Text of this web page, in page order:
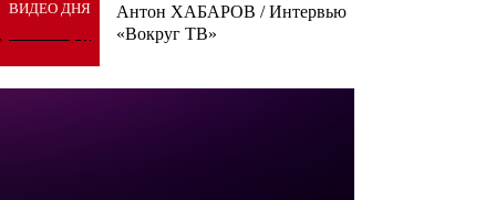
ВИДЕО ДНЯ
Антон ХАБАРОВ / Интервью
«Вокруг ТВ»